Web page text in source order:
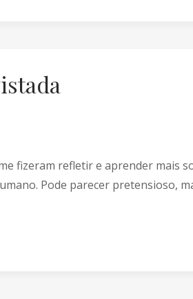
fizeram refletir e aprender mais
Pode parecer pretensioso,